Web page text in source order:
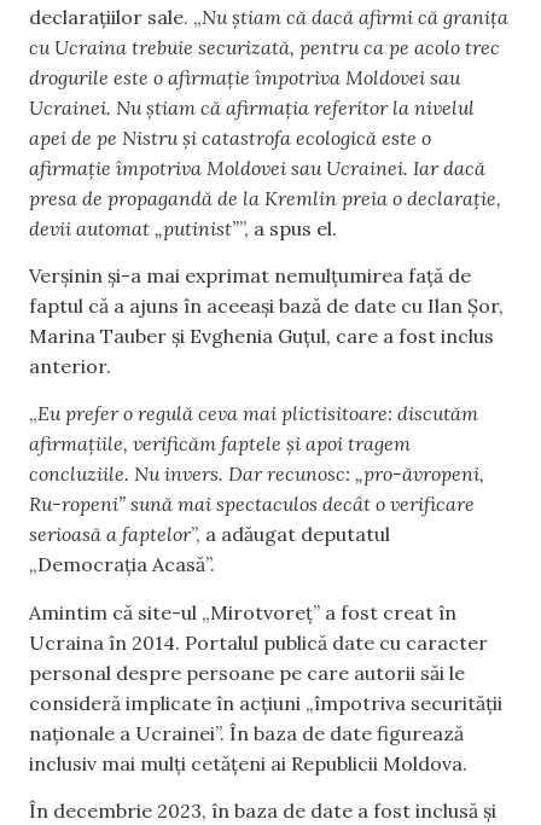
declarațiilor sale. „Nu știam că dacă afirmi că granița
cu Ucraina trebuie securizată, pentru ca pe acolo trec
drogurile este o afirmație împotriva Moldovei sau
Ucrainei. Nu știam că afirmația referitor la nivelul
apei de pe Nistru și catastrofa ecologică este o
afirmație împotriva Moldovei sau Ucrainei. Iar dacă
presa de propagandă de la Kremlin preia o declarație,
devii automat „putinist””, a spus el.
Verșinin și-a mai exprimat nemulțumirea față de
faptul că a ajuns în aceeași bază de date cu Ilan Șor,
Marina Tauber și Evghenia Guțul, care a fost inclus
anterior.
„Eu prefer o regulă ceva mai plictisitoare: discutăm
afirmațiile, verificăm faptele și apoi tragem
concluziile. Nu invers. Dar recunosc: „pro-ăvropeni,
Ru-ropeni” sună mai spectaculos decât o verificare
serioasă a faptelor”, a adăugat deputatul
„Democrația Acasă”.
Amintim că site-ul „Mirotvoreț” a fost creat în
Ucraina în 2014. Portalul publică date cu caracter
personal despre persoane pe care autorii săi le
consideră implicate în acțiuni „împotriva securității
naționale a Ucrainei”. În baza de date figurează
inclusiv mai mulți cetățeni ai Republicii Moldova.
În decembrie 2023, în baza de date a fost inclusă și